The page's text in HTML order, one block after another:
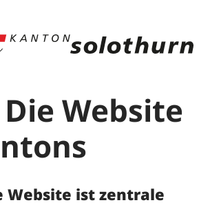
Website
Website ist zentrale